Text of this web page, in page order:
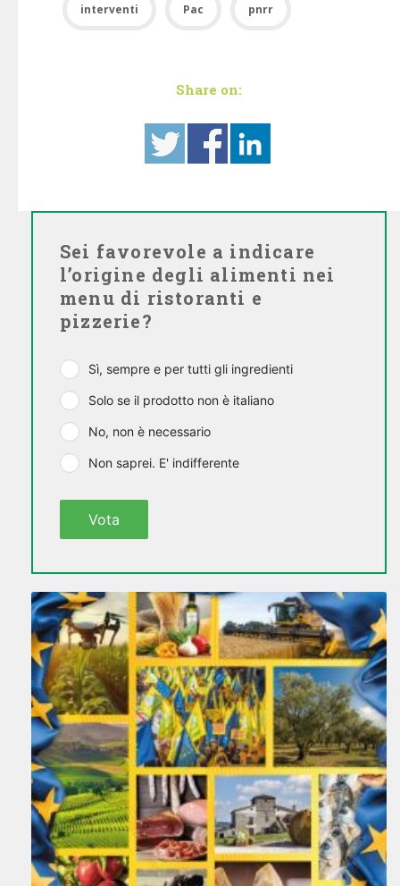
interventi Pac pnrr
Share on:
Sei favorevole a indicare
l’origine degli alimenti nei
menu di ristoranti e
pizzerie?
Sì, sempre e per tutti gli ingredienti
Solo se il prodotto non è italiano
No, non è necessario
Non saprei. E' indifferente
Vota